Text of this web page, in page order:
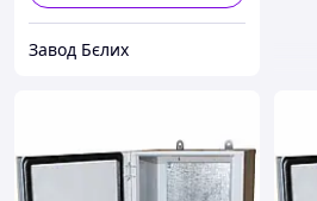
Завод Бєлих